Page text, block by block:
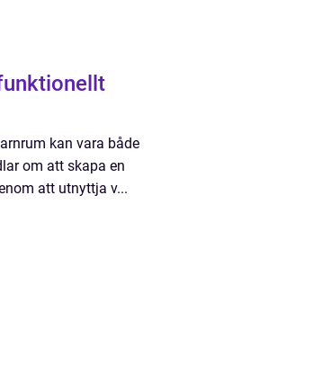
kan vara både
om att skapa en
att utnyttja v...